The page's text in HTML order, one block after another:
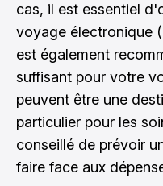
cas, il est essentiel
voyage électronique
est également
suffisant pour votre
peuvent être une
particulier pour les
conseillé de prévoir
faire face aux